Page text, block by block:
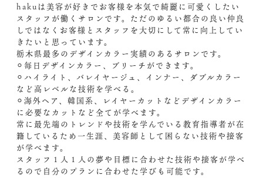
hakuは美容が好きでお客様を本気で綺麗に可愛くしたい
スタッフが働くサロンです。ただのゆるい都合の良い仲良
しではなくお客様とスタッフを大切にして常に向上してい
きたいと思っています。
栃木県最多のデザインカラー実績のあるサロンです。
⚪︎毎日デザインカラー、ブリーチができます。
⚪︎ハイライト、バレイヤージュ、インナー、ダブルカラー
など高レベルな技術を学べる。
⚪︎海外ヘア、韓国系、レイヤーカットなどデザインカラー
に必要なカットなど全てが学べます。
常に最先端のトレンドや技術を学んでいる教育指導者が在
籍しているため一生涯、美容師として困らない技術や接客
が学べます。
スタッフ１人１人の夢や目標に合わせた技術や接客が学べ
るので自分のプランに合わせた学びも可能です。